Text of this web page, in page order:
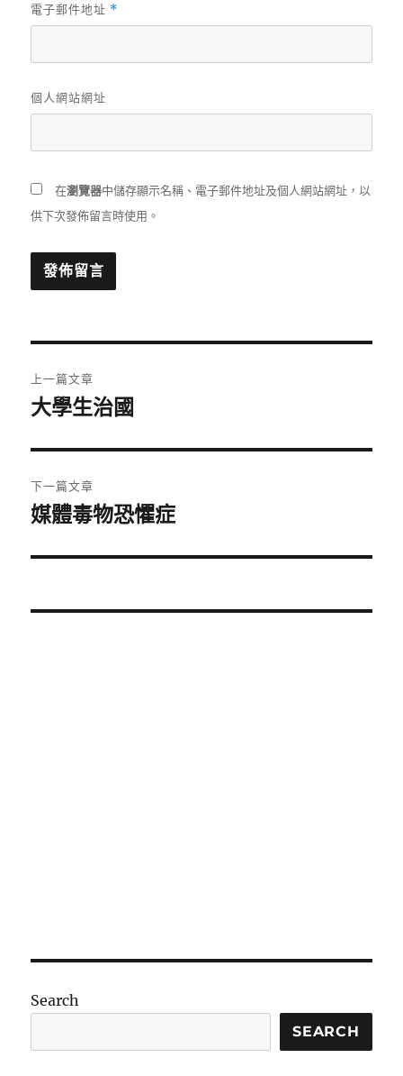
電子郵件地址 *
個人網站網址
在瀏覽器中儲存顯示名稱、電子郵件地址及個人網站網址，以
供下次發佈留言時使用。
章
覽
上一篇文章
上
篇
文
章:
大學生治國
下一篇文章
下
篇
章:
媒體毒物恐懼症
Search
SEARCH